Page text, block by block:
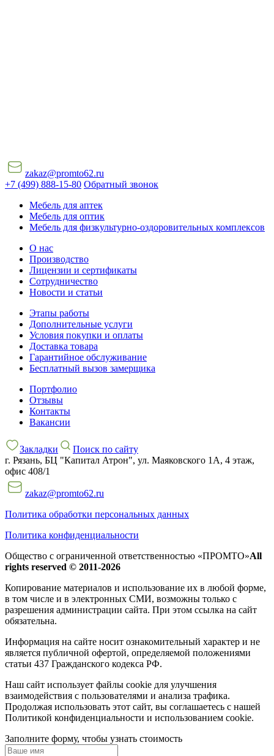
zakaz@promto62.ru
+7 (499) 888-15-80 Обратный звонок
Мебель для аптек
Мебель для оптик
Мебель для физкультурно-оздоровительных комплексов
О нас
Производство
Лицензии и сертификаты
Сотрудничество
Новости и статьи
Этапы работы
Дополнительные услуги
Условия покупки и оплаты
Доставка товара
Гарантийное обслуживание
Бесплатный вызов замерщика
Портфолио
Отзывы
Контакты
Вакансии
Закладки
Поиск по сайту
г. Рязань, БЦ "Капитал Атрон", ул. Маяковского 1А, 4 этаж,
офис 408/1
zakaz@promto62.ru
Политика обработки персональных данных
Политика конфиденциальности
Общество с ограниченной ответственностью «ПРОМТО»All
rights reserved © 2011-2026
Копирование материалов и использование их в любой форме,
в том числе и в электронных СМИ, возможны только c
разрешения администрации сайта. При этом ссылка на сайт
обязательна.
Информация на сайте носит ознакомительный характер и не
является публичной офертой, определяемой положениями
статьи 437 Гражданского кодекса РФ.
Наш сайт использует файлы cookie для улучшения
взаимодействия с пользователями и анализа трафика.
Продолжая использовать этот сайт, вы соглашаетесь с нашей
Политикой конфиденциальности и использованием cookie.
Заполните форму, чтобы узнать стоимость